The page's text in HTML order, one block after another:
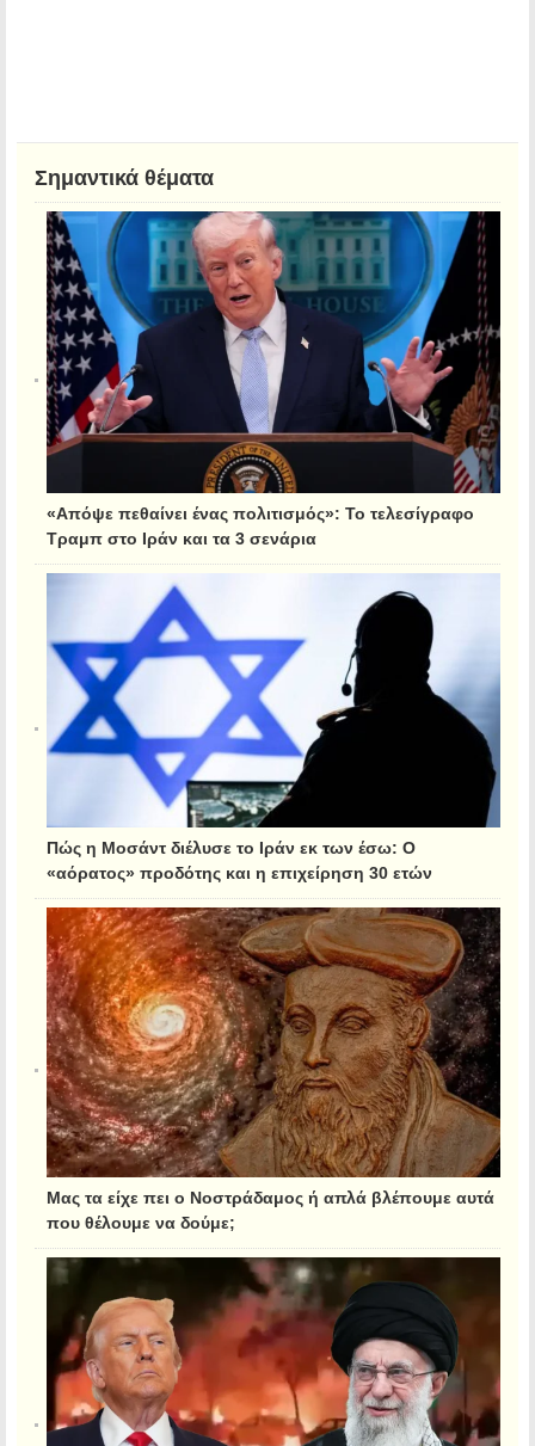
Σημαντικά θέματα
«Απόψε πεθαίνει ένας πολιτισμός»: Το τελεσίγραφο
Τραμπ στο Ιράν και τα 3 σενάρια
Πώς η Μοσάντ διέλυσε το Ιράν εκ των έσω: Ο
«αόρατος» προδότης και η επιχείρηση 30 ετών
Μας τα είχε πει ο Νοστράδαμος ή απλά βλέπουμε αυτά
που θέλουμε να δούμε;